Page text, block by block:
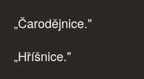
„Čarodějnice."
„Hříšnice."